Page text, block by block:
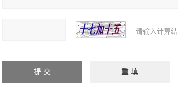
请输入计算